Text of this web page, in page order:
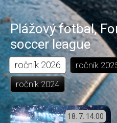
Plážový fotbal,
soccer league
ročník 2026 ročník
ročník2024
18. 7. 14:00